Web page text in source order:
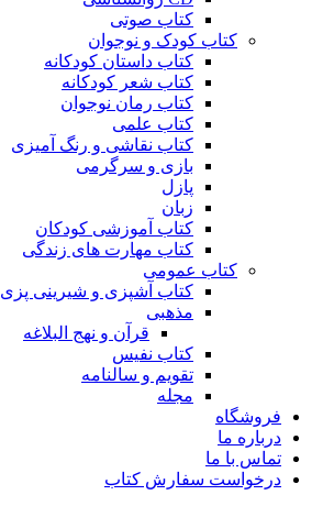
کتاب صوتی
کتاب کودک و نوجوان
کتاب داستان کودکانه
کتاب شعر کودکانه
کتاب رمان نوجوان
کتاب علمی
کتاب نقاشی و رنگ آمیزی
بازی و سرگرمی
پازل
زبان
کتاب آموزشی کودکان
کتاب مهارت های زندگی
کتاب عمومی
کتاب آشپزی و شیرینی پزی
مذهبی
قرآن و نهج البلاغه
کتاب نفیس
تقویم و سالنامه
مجله
فروشگاه
درباره ما
تماس با ما
درخواست سفارش کتاب